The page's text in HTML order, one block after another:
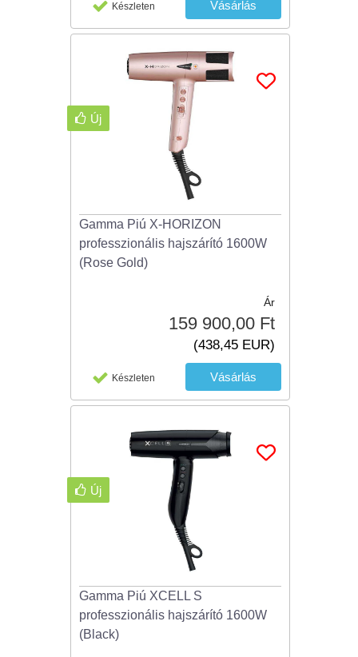
Készleten
Gamma Piú X-HORIZON
professzionális hajszárító 1600W
(Rose Gold)
Ár
159 900,00 Ft
(438,45 EUR)
Készleten
Új
Gamma Piú XCELL S
professzionális hajszárító 1600W
(Black)
Új